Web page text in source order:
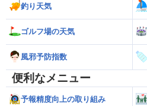
釣り天気
ゴルフ場の天気
風邪予防指数
便利なメニュー
予報精度向上の取り組み